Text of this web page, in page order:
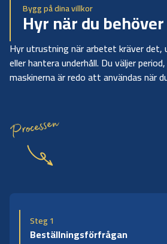
Bygg på dina villkor
Hyr när du
Hyr utrustning när arbetet kräver
eller hantera underhåll. Du väljer
maskinerna är redo att användas när
Processen
Steg 1
Beställningsförfrågan